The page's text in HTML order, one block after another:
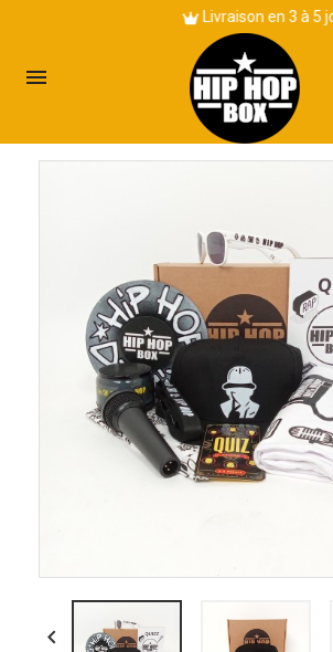
Livraison en 3 à 5 jours !

